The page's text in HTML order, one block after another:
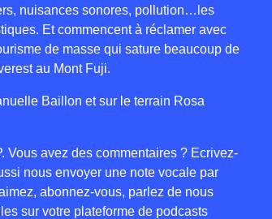
nuisances sonores, pollution…les
Et commencent à réclamer avec
de masse qui sature beaucoup de
au Mont Fuji.
Baillon et sur le terrain Rosa
Vous avez des commentaires ? Ecrivez-
nous envoyer une note vocale par
abonnez-vous, parlez de nous
sur votre plateforme de podcasts